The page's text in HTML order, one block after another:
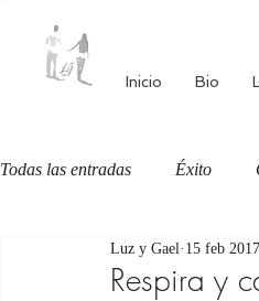
Inicio Bio
Todas las entradas Éxito
Autoestima Alimentación
Respira y
Luz y Gael 15 feb 2017